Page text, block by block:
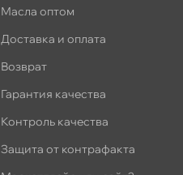
Масла оптом
Доставка и оплата
озврат
Гарантия качества
Контроль качества
Защита от контрафакта